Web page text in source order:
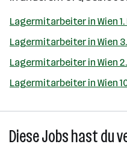
Lagermitarbeiter in Wien
Lagermitarbeiter in Wien
Lagermitarbeiter in Wien
Lagermitarbeiter in Wien
Diese Jobs hast du